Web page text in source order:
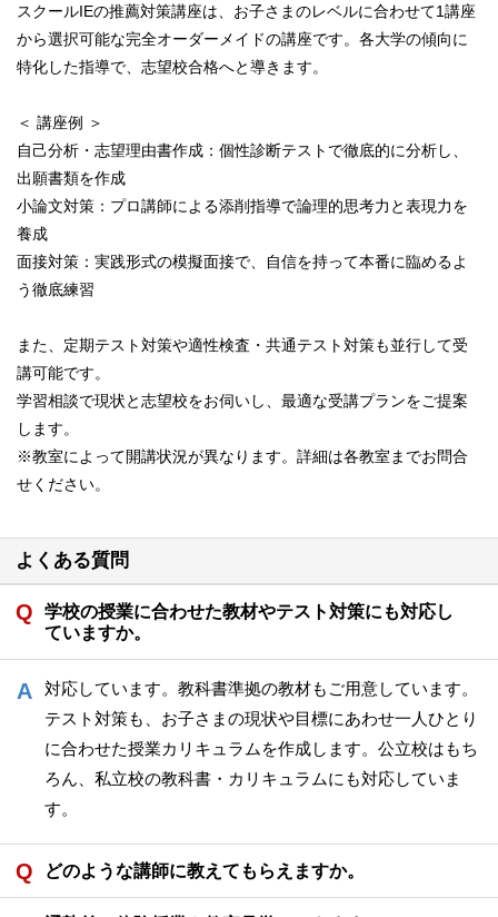
スクールIEの推薦対策講座は、お子さまのレベルに合わせて1講座
から選択可能な完全オーダーメイドの講座です。各大学の傾向に
特化した指導で、志望校合格へと導きます。
＜ 講座例 ＞
自己分析・志望理由書作成：個性診断テストで徹底的に分析し、
出願書類を作成
小論文対策：プロ講師による添削指導で論理的思考力と表現力を
養成
面接対策：実践形式の模擬面接で、自信を持って本番に臨めるよ
う徹底練習
また、定期テスト対策や適性検査・共通テスト対策も並行して受
講可能です。
学習相談で現状と志望校をお伺いし、最適な受講プランをご提案
します。
※教室によって開講状況が異なります。詳細は各教室までお問合
せください。
よくある質問
学校の授業に合わせた教材やテスト対策にも対応し
ていますか。
対応しています。教科書準拠の教材もご用意しています。
テスト対策も、お子さまの現状や目標にあわせ一人ひとり
に合わせた授業カリキュラムを作成します。公立校はもち
ろん、私立校の教科書・カリキュラムにも対応していま
す。
どのような講師に教えてもらえますか。